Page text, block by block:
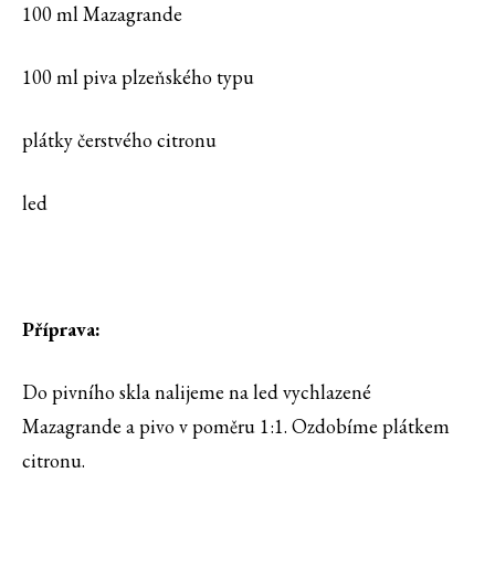
100 ml Mazagrande
100 ml piva plzeňského typu
plátky čerstvého citronu
led
Příprava:
Do pivního skla nalijeme na led vychlazené
Mazagrande a pivo v poměru 1:1. Ozdobíme plátkem
citronu.